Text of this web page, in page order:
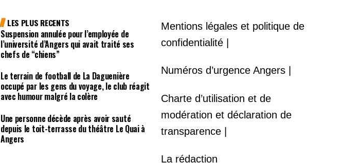
LES PLUS RECENTS
Suspension annulée pour l’employée de
l’université d’Angers qui avait traité ses
chefs de “chiens”
Le terrain de football de La Daguenière
occupé par les gens du voyage, le club réagit
avec humour malgré la colère
Une personne décède après avoir sauté
depuis le toit-terrasse du théâtre Le Quai à
Angers
Mentions légales et politique de
confidentialité |
Numéros d’urgence Angers |
Charte d’utilisation et de
modération et déclaration de
transparence |
La rédaction